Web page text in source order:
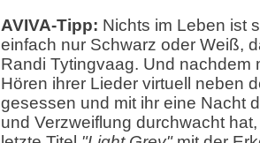
AVIVA-Tipp: Nichts im Leben ist
einfach nur Schwarz oder Weiß,
Randi Tytingvaag. Und nachdem
Hören ihrer Lieder virtuell neben
gesessen und mit ihr eine Nacht
und Verzweiflung durchwacht